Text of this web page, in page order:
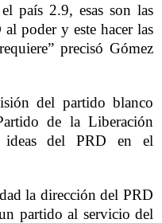
país 2.9, esas son las
poder y este hacer las
precisó Gómez
del partido blanco
de la Liberación
ideas del PRD en el
la dirección del PRD
partido al servicio del